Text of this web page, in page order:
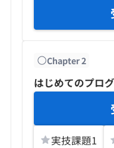
Chapter2
はじめてのプロ
実技課題1